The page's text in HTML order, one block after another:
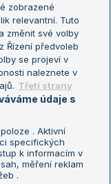
osobních
zobrazené
relevantní. Tuto
změnit své volby
Řízení předvoleb
se projeví v
naleznete v
Třetí strany
údaje s
. Aktivní
specifických
k informacím v
měření reklam
.